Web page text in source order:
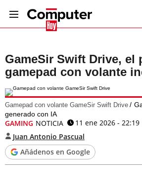
GameSir Swift Drive, el
gamepad con volante
Gamepad con volante GameSir Swift Drive
generado con IA
GAMING NOTICIA
11 ene 2026 - 22:19
Juan Antonio Pascual
Añádenos en Google